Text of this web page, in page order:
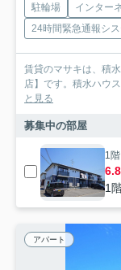
駐輪場 インター
24時間緊急通報シ
賃貸のマサキは、積
店】です。積水ハウ
と見る
募集中の部屋
1階
1
アパート